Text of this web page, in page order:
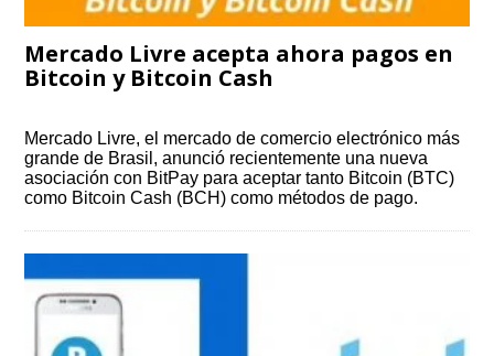
Mercado Livre acepta ahora pagos en
Bitcoin y Bitcoin Cash
Mercado Livre, el mercado de comercio electrónico más
grande de Brasil, anunció recientemente una nueva
asociación con BitPay para aceptar tanto Bitcoin (BTC)
como Bitcoin Cash (BCH) como métodos de pago.